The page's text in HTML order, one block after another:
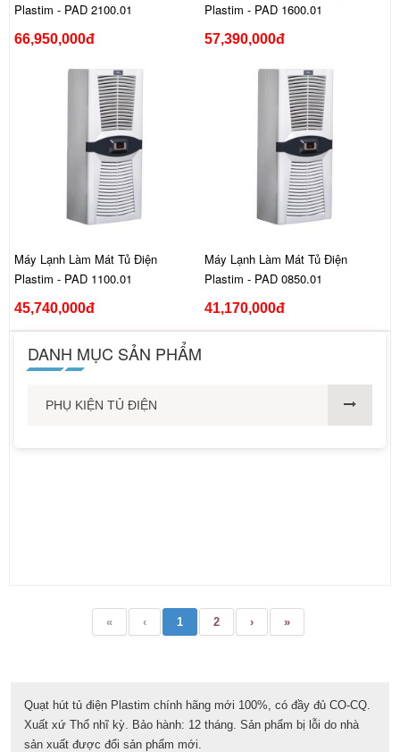
Plastim - PAD 2100.01
66,950,000đ
Plastim - PAD 1600.01
57,390,000đ
Máy Lạnh Làm Mát Tủ Điện
Plastim - PAD 1100.01
45,740,000đ
Máy Lạnh Làm Mát Tủ Điện
Plastim - PAD 0850.01
41,170,000đ
DANH MỤC SẢN PHẨM
PHỤ KIỆN TỦ ĐIỆN
« ‹ 1 2 › »
Quạt hút tủ điện Plastim chính hãng mới 100%, có đầy đủ CO-CQ.
Xuất xứ Thổ nhĩ kỳ. Bảo hành: 12 tháng. Sản phẩm bị lỗi do nhà
sản xuất được đổi sản phẩm mới.